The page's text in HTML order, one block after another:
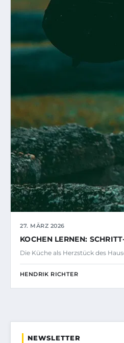
27. MÄRZ 2026
KOCHEN LERNEN:
Die Küche als Herzstück des
HENDRIK RICHTER
NEWSLETTER